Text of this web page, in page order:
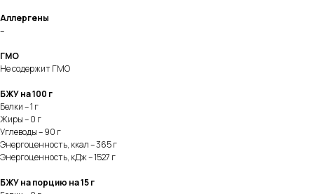
Аллергены
–
ГМО
Не содержит ГМО
БЖУ на 100 г
Белки – 1 г
Жиры – 0 г
Углеводы – 90 г
Энергоценность, ккал – 365 г
Энергоценность, кДж – 1527 г
БЖУ на порцию на 15 г